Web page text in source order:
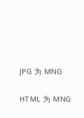
JPG 为 MNG
HTML 为 MNG